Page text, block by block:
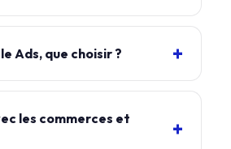
Ads, que choisir ?
les commerces et